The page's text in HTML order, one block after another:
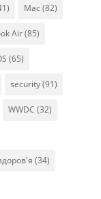
Mac (82)
Air(85)
(65)
security(91)
WWDC (32)
(34)